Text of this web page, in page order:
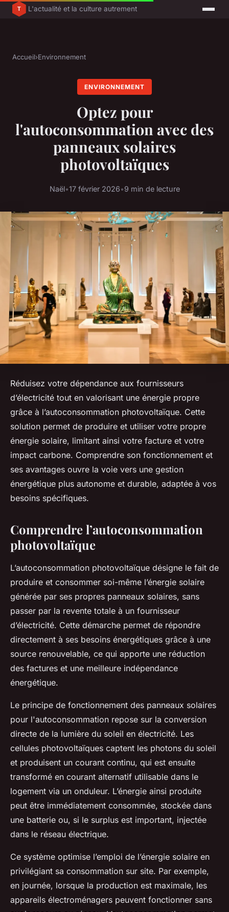
L'actualité et la culture autrement
Accueil›Environnement
ENVIRONNEMENT
Optez pour
l'autoconsommation avec des
panneaux solaires
photovoltaïques
Naël•17 février 2026•9 min de lecture
Réduisez votre dépendance aux fournisseurs
d’électricité tout en valorisant une énergie propre
grâce à l’autoconsommation photovoltaïque. Cette
solution permet de produire et utiliser votre propre
énergie solaire, limitant ainsi votre facture et votre
impact carbone. Comprendre son fonctionnement et
ses avantages ouvre la voie vers une gestion
énergétique plus autonome et durable, adaptée à vos
besoins spécifiques.
Comprendre l’autoconsommation
photovoltaïque
L’autoconsommation photovoltaïque désigne le fait de
produire et consommer soi-même l’énergie solaire
générée par ses propres panneaux solaires, sans
passer par la revente totale à un fournisseur
d’électricité. Cette démarche permet de répondre
directement à ses besoins énergétiques grâce à une
source renouvelable, ce qui apporte une réduction
des factures et une meilleure indépendance
énergétique.
Le principe de fonctionnement des panneaux solaires
pour l'autoconsommation repose sur la conversion
directe de la lumière du soleil en électricité. Les
cellules photovoltaïques captent les photons du soleil
et produisent un courant continu, qui est ensuite
transformé en courant alternatif utilisable dans le
logement via un onduleur. L’énergie ainsi produite
peut être immédiatement consommée, stockée dans
une batterie ou, si le surplus est important, injectée
dans le réseau électrique.
Ce système optimise l’emploi de l’énergie solaire en
privilégiant sa consommation sur site. Par exemple,
en journée, lorsque la production est maximale, les
appareils électroménagers peuvent fonctionner sans